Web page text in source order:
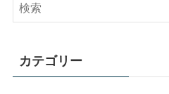
カテゴリー